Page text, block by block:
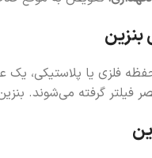
بنزین
فلزی یا پلاستیکی،
فیلتر گرفته می‌شوند.